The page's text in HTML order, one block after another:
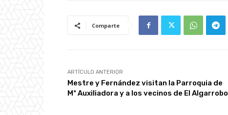
Comparte
ARTÍCULO ANTERIOR
Mestre y Fernández visitan la Parroquia de
Mª Auxiliadora y a los vecinos de El Algarrobo